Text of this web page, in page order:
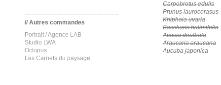
// Autres commandes
Portrait / Agence LAB
Studio LWA
Octopus
Les Carnets du paysage
Carpobrotus edulis
Prunus laurocerasus
Kniphoia uvaria
Baccharis halimifolia
Acacia dealbata
Araucaria araucana
Aucuba japonica